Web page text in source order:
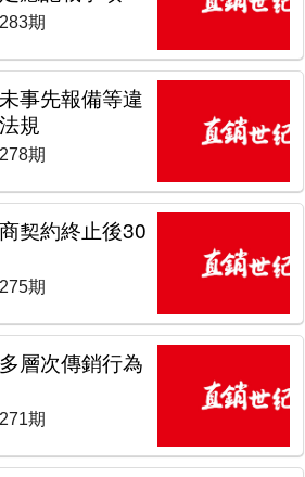
期
事先報備等違
規
期
契約終止後30
期
層次傳銷行為
期